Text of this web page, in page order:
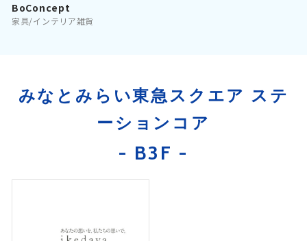
BoConcept
家具/インテリア雑貨
みなとみらい東急スクエア ステ
ーションコア
- B3F -